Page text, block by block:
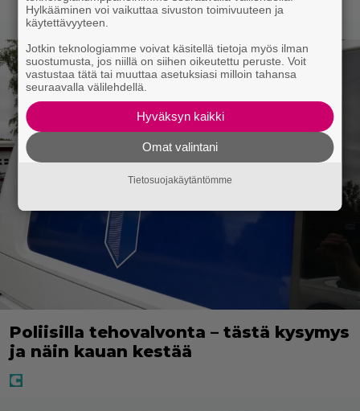
Poliisilla tehovalvonta – tästä kysymys
ja näin kauan kestää
Hylkääminen voi vaikuttaa sivuston toimivuuteen ja
käytettävyyteen.
Jotkin teknologiamme voivat käsitellä tietoja myös ilman
suostumusta, jos niillä on siihen oikeutettu peruste. Voit
vastustaa tätä tai muuttaa asetuksiasi milloin tahansa
seuraavalla välilehdellä.
Hyväksyn kaikki
Omat valintani
Tietosuojakäytäntömme